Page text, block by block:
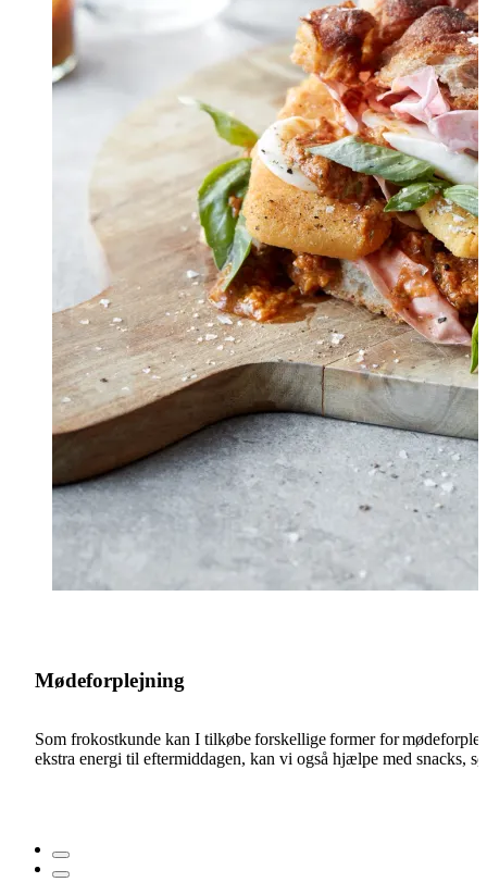
Mødeforplejning
Som frokostkunde kan I tilkøbe forskellige former for
ekstra energi til eftermiddagen, kan vi også hjælpe med snacks,